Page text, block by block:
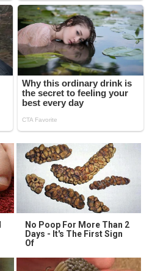
No Poop For More Than 2
Days - It's The First Sign
Of